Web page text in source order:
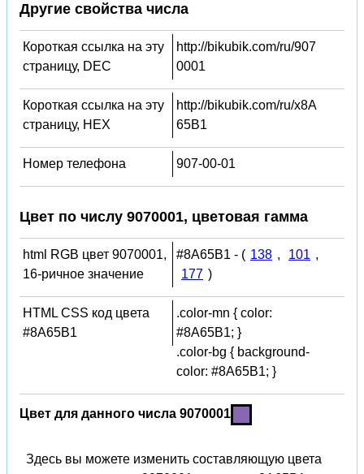
Другие свойства числа
Короткая ссылка на эту
страницу, DEC
http://bikubik.com/ru/907
0001
Короткая ссылка на эту
страницу, HEX
http://bikubik.com/ru/x8A
65B1
Номер телефона 907-00-01
Цвет по числу 9070001, цветовая гамма
html RGB цвет 9070001,
16-ричное значение
#8A65B1 - ( 138 , 101 ,
177 )
HTML CSS код цвета
#8A65B1
.color-mn { color:
#8A65B1; }
.color-bg { background-
color: #8A65B1; }
Цвет для данного числа 9070001
Здесь вы можете изменить составляющую цвета